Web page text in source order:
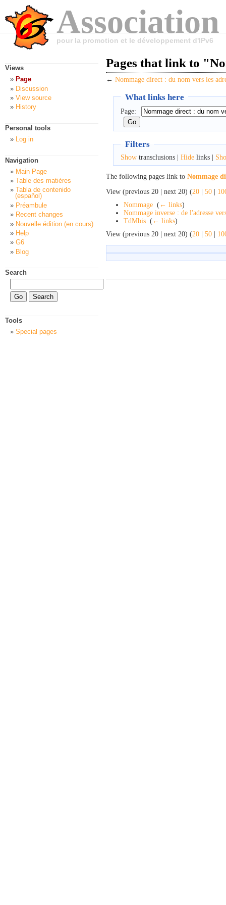
pour la promotion et le développement d'IPv6
Pages that link to
← Nommage direct : du nom vers les
What links here
Page:
Filters
Showtransclusions | Hidelinks |
The following pages link to Nommage
View (previous 20 | next 20) (20 | 50 |
Nommage ( ← links)
Nommage inverse : de l'adresse
TdMbis ( ← links)
View (previous 20 | next 20) (20 | 50 |
Views
Page
Discussion
View source
History
Personal tools
Log in
Navigation
Main Page
Table des matières
Tabla de contenido
(español)
Préambule
Recent changes
Nouvelle édition (en cours)
Help
G6
Blog
Search
Tools
Special pages